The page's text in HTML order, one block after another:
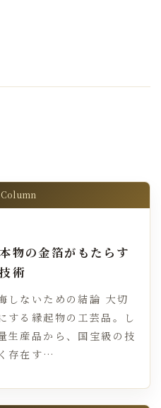
物の金箔がもたらす
術
しないための結論 大切
する縁起物の工芸品。し
生産品から、国宝級の技
存在す…